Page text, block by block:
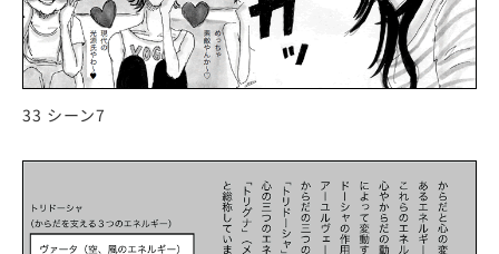
33 シーン7